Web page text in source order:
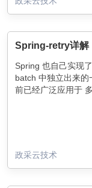
Spring-retry详解
Spring 也自己实现
batch 中独立出来的
前已经广泛应用于
政采云技术